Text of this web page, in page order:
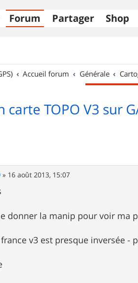
Forum Partager Shop
Accueil forum Générale
TOPO V3 sur
» 16 août 2013, 15:07
donner la manip pour voir ma
v3 est presque inversée -